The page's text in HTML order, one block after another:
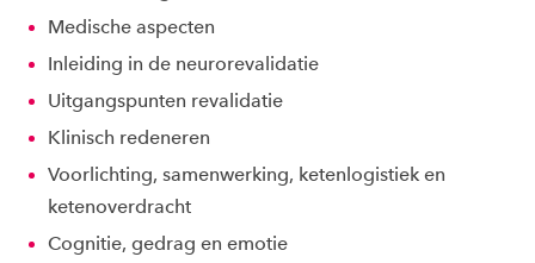
Medische aspecten
Inleiding in de neurorevalidatie
Uitgangspunten revalidatie
Klinisch redeneren
Voorlichting, samenwerking, ketenlogistiek en
ketenoverdracht
Cognitie, gedrag en emotie